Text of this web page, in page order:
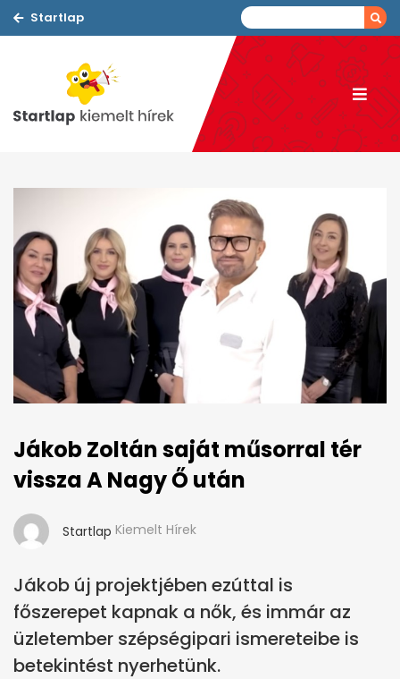
Startlap
Jákob Zoltán saját műsorral tér
vissza A Nagy Ő után
Startlap Kiemelt Hírek
Jákob új projektjében ezúttal is
főszerepet kapnak a nők, és immár az
üzletember szépségipari ismereteibe is
betekintést nyerhetünk.